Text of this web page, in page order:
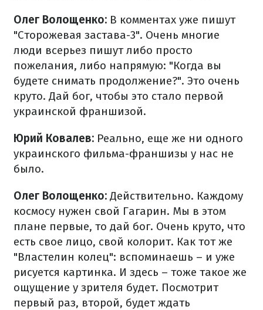
Олег Волощенко: В комментах уже пишут
"Сторожевая застава-3". Очень многие
люди всерьез пишут либо просто
пожелания, либо напрямую: "Когда вы
будете снимать продолжение?". Это очень
круто. Дай бог, чтобы это стало первой
украинской франшизой.
Юрий Ковалев: Реально, еще же ни одного
украинского фильма-франшизы у нас не
было.
Олег Волощенко: Действительно. Каждому
космосу нужен свой Гагарин. Мы в этом
плане первые, то дай бог. Очень круто, что
есть свое лицо, свой колорит. Как тот же
"Властелин колец": вспоминаешь – и уже
рисуется картинка. И здесь – тоже такое же
ощущение у зрителя будет. Посмотрит
первый раз, второй, будет ждать